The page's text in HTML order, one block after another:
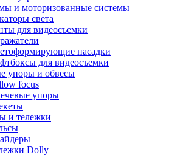
и моторизованные системы
света
для видеосъемки
насадки
для видеосъемки
упоры и обвесы
focus
упоры
и тележки
Dolly